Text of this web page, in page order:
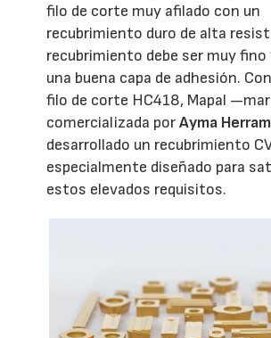
filo de corte muy afilado con un
recubrimiento duro de alta
recubrimiento debe ser muy
una buena capa de adhesión.
filo de corte HC418, Mapal
comercializada porAyma
desarrollado un recubrimiento
especialmente diseñado para
estos elevados requisitos.